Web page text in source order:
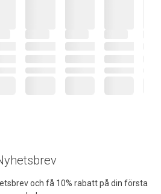
och få 10% rabatt på din första